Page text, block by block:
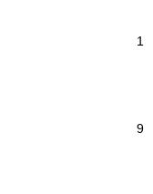
1
9